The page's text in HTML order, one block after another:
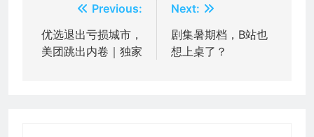
章
导
Previous:
优选退出亏损城市，
美团跳出内卷｜独家
Next:
剧集暑期档，B站也
想上桌了？